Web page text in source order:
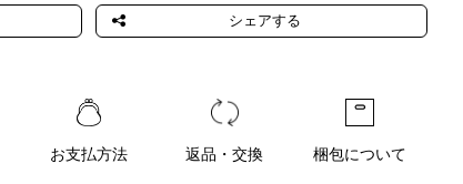
お支払方法 返品・交換 梱包について